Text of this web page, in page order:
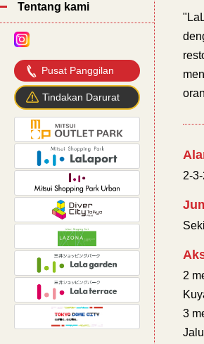
Tentang kami
Pusat Panggilan
Tindakan Darurat
2-
2
3